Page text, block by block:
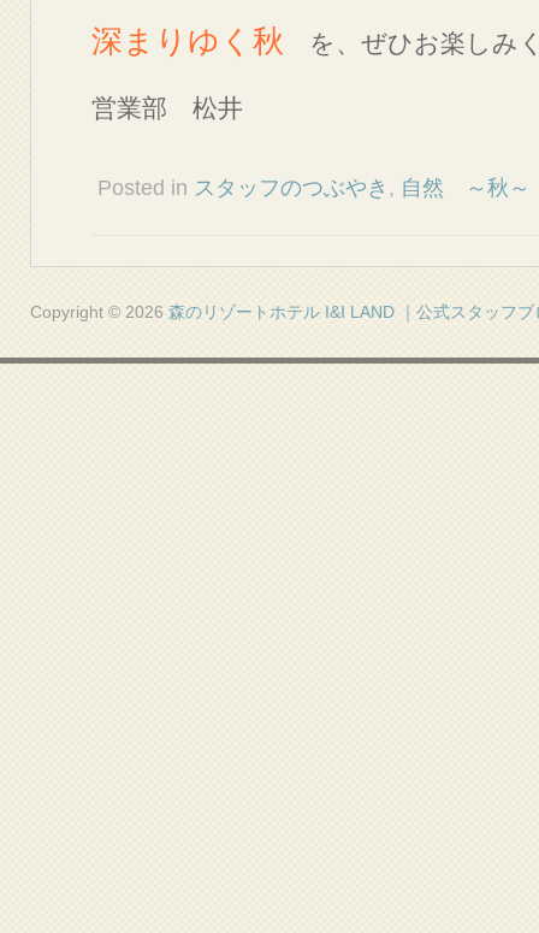
深まりゆく秋 を、ぜひお楽しみ
営業部 松井
Posted in スタッフのつぶやき , 自然 ～秋～
Copyright © 2026 森のリゾートホテル I&I LAND ｜公式スタッフブ